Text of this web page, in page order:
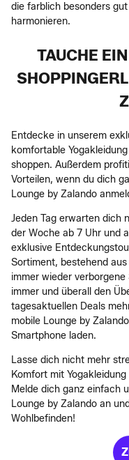
die farblich besonders
harmonieren.
TAUCHE
Entdecke in unserem
komfortable
shoppen. Außerdem
Vorteilen, wenn du dich
Lounge by Zalando
Jeden Tag erwarten dich
der Woche ab 7 Uhr und
exklusive
Sortiment, bestehend
immer wieder
immer und überall den
tagesaktuellen Deals
mobile Lounge by
Smartphone laden.
Lasse dich nicht mehr
Komfort mit
Melde dich ganz einfach
Lounge by Zalando an
Wohlbefinden!